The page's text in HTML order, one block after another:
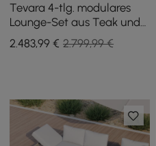
Tevara 4-tlg. modulares
Lounge-Set aus Teak und
Aluminium in Grau m/
schwarzer Schutzhülle, 6
2.483,99 € 2.799,99 €